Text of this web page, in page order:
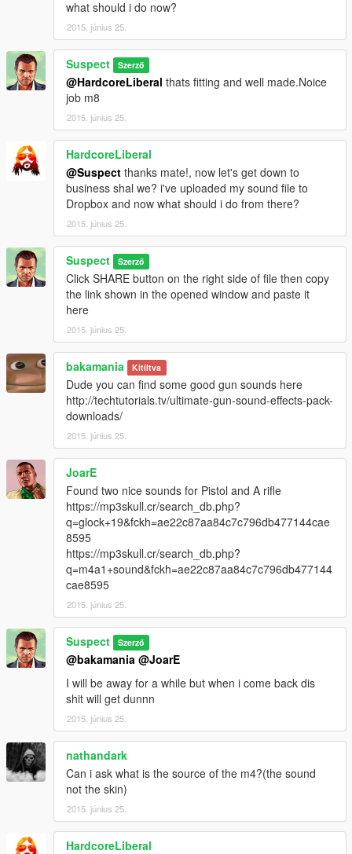
what should i do now?
2015. június 25.
Suspect Szerző
@HardcoreLiberal thats fitting and well made.Noice
job m8
2015. június 25.
HardcoreLiberal
@Suspect thanks mate!, now let's get down to
business shal we? i've uploaded my sound file to
Dropbox and now what should i do from there?
2015. június 25.
Suspect Szerző
Click SHARE button on the right side of file then copy
the link shown in the opened window and paste it
here
2015. június 25.
bakamania Kitíltva
Dude you can find some good gun sounds here
http://techtutorials.tv/ultimate-gun-sound-effects-pack-
downloads/
2015. június 25.
JoarE
Found two nice sounds for Pistol and A rifle
https://mp3skull.cr/search_db.php?
q=glock+19&fckh=ae22c87aa84c7c796db477144cae
8595
https://mp3skull.cr/search_db.php?
q=m4a1+sound&fckh=ae22c87aa84c7c796db477144
cae8595
2015. június 25.
Suspect Szerző
@bakamania @JoarE
I will be away for a while but when i come back dis
shit will get dunnn
2015. június 25.
nathandark
Can i ask what is the source of the m4?(the sound
not the skin)
2015. június 25.
HardcoreLiberal